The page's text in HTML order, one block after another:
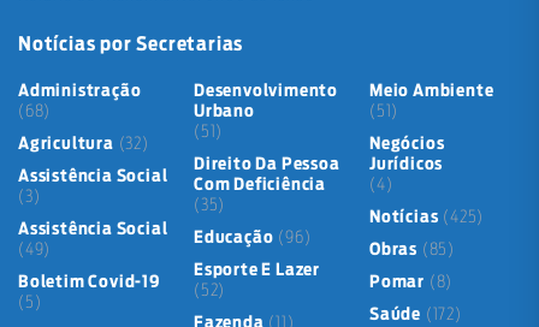
Notícias por Secretarias
Administração
(68)
Agricultura (32)
Assistência Social
(3)
Assistência Social
(49)
Boletim Covid-19
(5)
Desenvolvimento
Urbano
(51)
Direito Da Pessoa
Com Deficiência
(35)
Educação (96)
Esporte E Lazer
(52)
Meio Ambiente
(51)
Negócios
Jurídicos
(4)
Notícias (425)
Obras (85)
Pomar (8)
Saúde (172)